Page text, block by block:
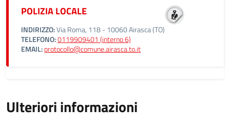
POLIZIA LOCALE
INDIRIZZO:Via Roma, 118 - 10060 Airasca (TO)
TELEFONO:0119909401 (interno 6)
EMAIL:protocollo@comune.airasca.to.it
Ulteriori informazioni